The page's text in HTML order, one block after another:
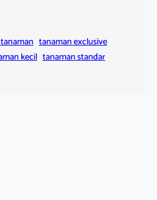
tanaman exclusive
kecil tanaman standar